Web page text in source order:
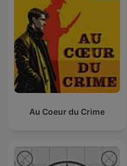
Au Coeur du Crime